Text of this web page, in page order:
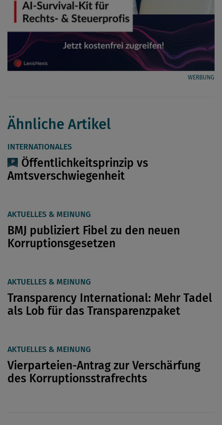
WERBUNG
Ähnliche Artikel
INTERNATIONALES
Öffentlichkeitsprinzip vs
Amtsverschwiegenheit
AKTUELLES & MEINUNG
BMJ publiziert Fibel zu den neuen
Korruptionsgesetzen
AKTUELLES & MEINUNG
Transparency International: Mehr Tadel
als Lob für das Transparenzpaket
AKTUELLES & MEINUNG
Vierparteien-Antrag zur Verschärfung
des Korruptionsstrafrechts